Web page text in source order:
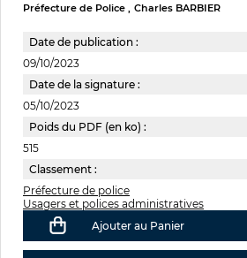
Préfecture de Police Charles BARBIER
Date de publication :
09/10/2023
Date de la signature :
05/10/2023
Poids du PDF (en ko) :
515
Classement :
Préfecture de police
Usagers et polices administratives
Ajouter au Panier